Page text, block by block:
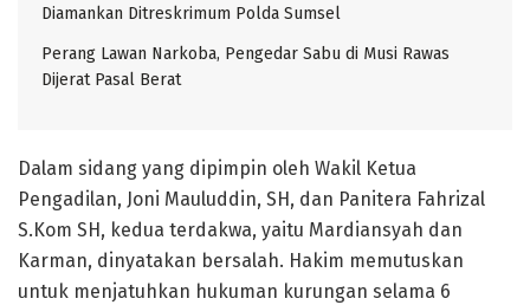
Diamankan Ditreskrimum Polda Sumsel
Perang Lawan Narkoba, Pengedar Sabu di Musi Rawas
Dijerat Pasal Berat
Dalam sidang yang dipimpin oleh Wakil Ketua
Pengadilan, Joni Mauluddin, SH, dan Panitera Fahrizal
S.Kom SH, kedua terdakwa, yaitu Mardiansyah dan
Karman, dinyatakan bersalah. Hakim memutuskan
untuk menjatuhkan hukuman kurungan selama 6